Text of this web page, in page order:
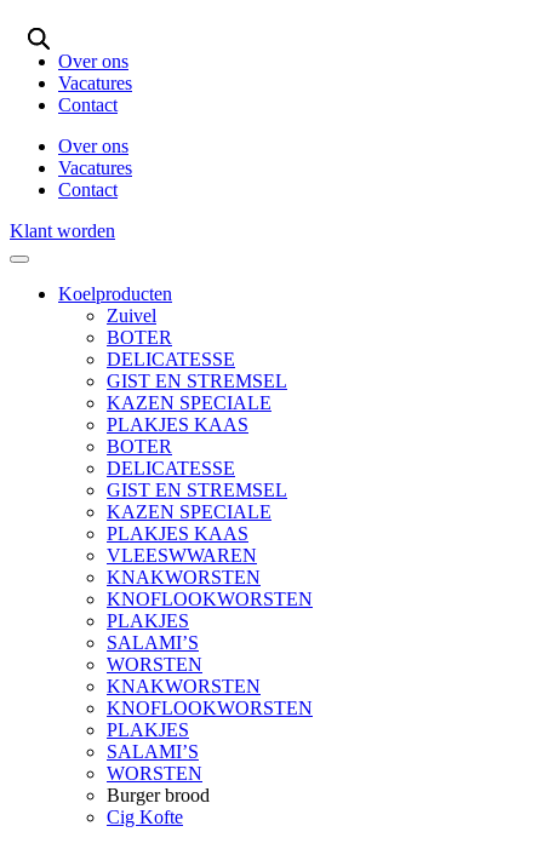
naar
inhoud
Over ons
Vacatures
Contact
Over ons
Vacatures
Contact
Klant worden
Koelproducten
Zuivel
BOTER
DELICATESSE
GIST EN STREMSEL
KAZEN SPECIALE
PLAKJES KAAS
BOTER
DELICATESSE
GIST EN STREMSEL
KAZEN SPECIALE
PLAKJES KAAS
VLEESWWAREN
KNAKWORSTEN
KNOFLOOKWORSTEN
PLAKJES
SALAMI’S
WORSTEN
KNAKWORSTEN
KNOFLOOKWORSTEN
PLAKJES
SALAMI’S
WORSTEN
Burger brood
Cig Kofte